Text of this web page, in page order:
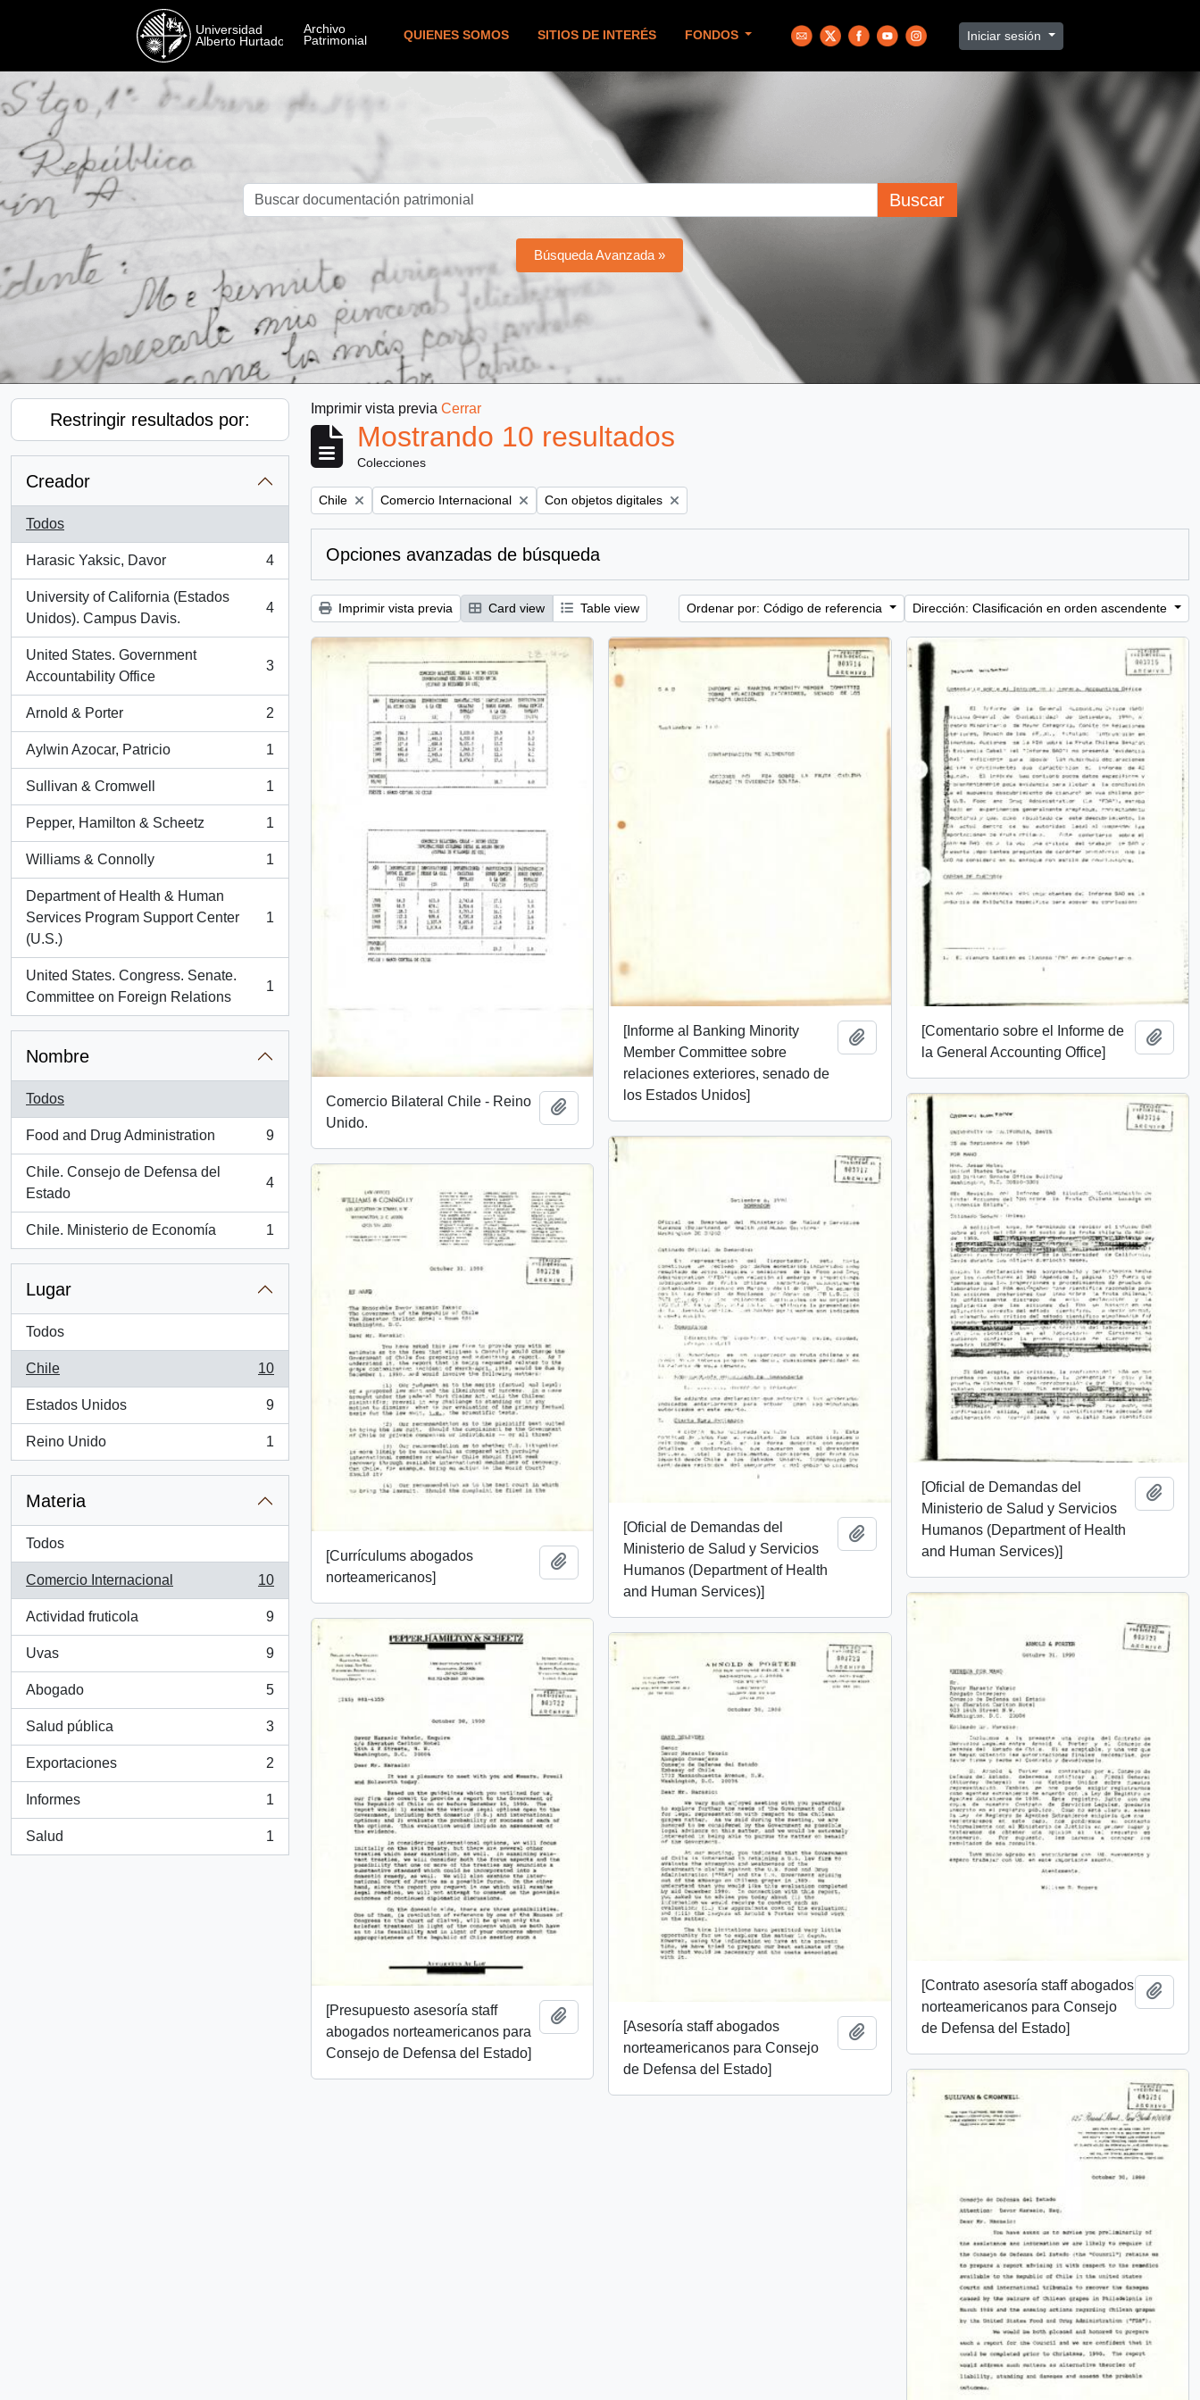
QUIENES SOMOS SITIOS DE INTERÉS FONDOS Iniciar sesión
Buscar
Búsqueda Avanzada »
Restringir resultados por:
Creador
Todos
Harasic Yaksic, Davor
, 4 resultados
4
University of California (Estados
Unidos). Campus Davis.
, 4 resultados
4
United States. Government
Accountability Office
, 3 resultados
3
Arnold & Porter
, 2 resultados
2
Aylwin Azocar, Patricio
, 1 resultados
1
Sullivan & Cromwell
, 1 resultados
1
Pepper, Hamilton & Scheetz
, 1 resultados
1
Williams & Connolly
, 1 resultados
1
Department of Health & Human
Services Program Support Center
(U.S.)
, 1 resultados
1
United States. Congress. Senate.
Committee on Foreign Relations
, 1 resultados
1
Nombre
Todos
Food and Drug Administration
, 9 resultados
9
Chile. Consejo de Defensa del
Estado
, 4 resultados
4
Chile. Ministerio de Economía
, 1 resultados
1
Lugar
Todos
Chile
, 10 resultados
10
Estados Unidos
, 9 resultados
9
Reino Unido
, 1 resultados
1
Materia
Todos
Comercio Internacional
, 10 resultados
10
Actividad fruticola
, 9 resultados
9
Uvas
, 9 resultados
9
Abogado
, 5 resultados
5
Salud pública
, 3 resultados
3
Exportaciones
, 2 resultados
2
Informes
, 1 resultados
1
Salud
, 1 resultados
1
Imprimir vista previa Cerrar
Mostrando 10 resultados
Colecciones
Remove filter:
Chile Remove filter:
Comercio Internacional Remove filter:
Con objetos digitales
Opciones avanzadas de búsqueda
Imprimir vista previa Card view Table view Ordenar por: Código de referencia Dirección: Clasificación en orden ascendente
Comercio Bilateral Chile - Reino
Unido.
[Informe al Banking Minority
Member Committee sobre
relaciones exteriores, senado de
los Estados Unidos]
Añadir al portapapeles
[Comentario sobre el Informe de
la General Accounting Office]
[Oficial de Demandas del
Ministerio de Salud y Servicios
Humanos (Department of Health
and Human Services)]
[Oficial de Demandas del
Ministerio de Salud y Servicios
Humanos (Department of Health
and Human Services)]
Añadir al portapapeles
[Currículums abogados
norteamericanos]
Añadir al portapapeles
[Contrato asesoría staff abogados
norteamericanos para Consejo
de Defensa del Estado]
[Presupuesto asesoría staff
abogados norteamericanos para
Consejo de Defensa del Estado]
[Asesoría staff abogados
norteamericanos para Consejo
de Defensa del Estado]
Añadir al portapapeles